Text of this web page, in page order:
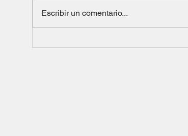
Escribir un comentario...